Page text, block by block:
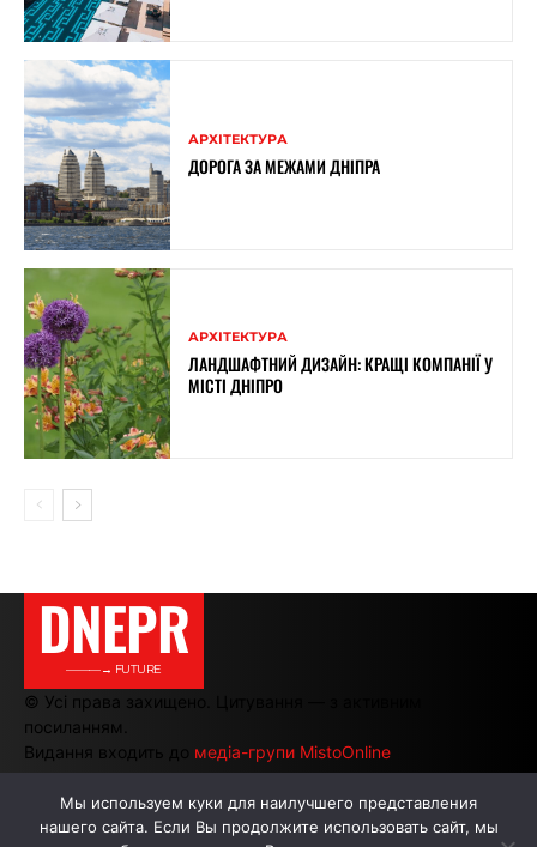
АРХІТЕКТУРА
ДОРОГА ЗА МЕЖАМИ ДНІПРА
АРХІТЕКТУРА
ЛАНДШАФТНИЙ ДИЗАЙН: КРАЩІ КОМПАНІЇ У
МІСТІ ДНІПРО
DNEPR
———→ FUTURE
© Усі права захищено. Цитування — з активним
посиланням.
Видання входить до медіа-групи MistoOnline
АВТОРИ РЕКЛАМА НА САЙТІ
Мы используем куки для наилучшего представления
нашего сайта. Если Вы продолжите использовать сайт, мы